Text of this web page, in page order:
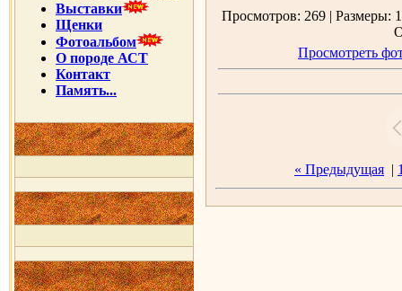
Выставки
Щенки
Фотоальбом
О породе АСТ
Контакт
Память...
Просмотров: 269 | Размеры:
Просмотреть
« Предыдущая |